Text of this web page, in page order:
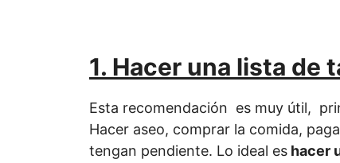
1. Hacer una lista de
Esta recomendación es muy útil,
Hacer aseo, comprar la comida,
tengan pendiente. Lo ideal es hacer